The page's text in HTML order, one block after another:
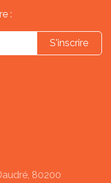
:
S'inscrire
80200